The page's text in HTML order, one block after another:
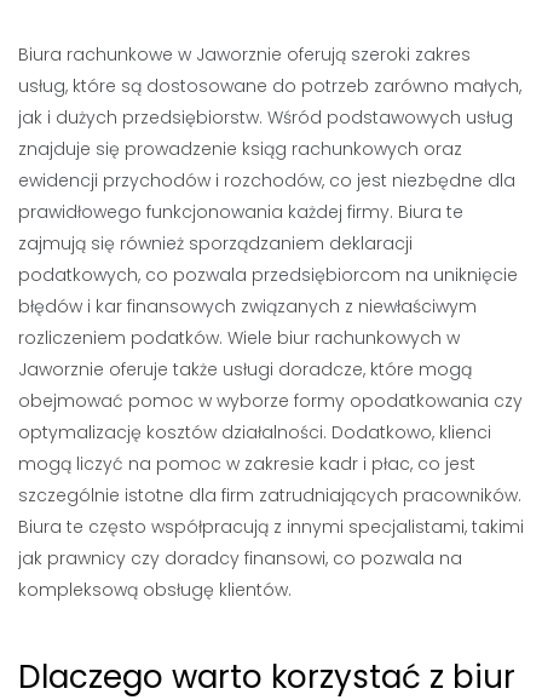
Biura rachunkowe w Jaworznie oferują szeroki zakres
usług, które są dostosowane do potrzeb zarówno małych,
jak i dużych przedsiębiorstw. Wśród podstawowych usług
znajduje się prowadzenie ksiąg rachunkowych oraz
ewidencji przychodów i rozchodów, co jest niezbędne dla
prawidłowego funkcjonowania każdej firmy. Biura te
zajmują się również sporządzaniem deklaracji
podatkowych, co pozwala przedsiębiorcom na uniknięcie
błędów i kar finansowych związanych z niewłaściwym
rozliczeniem podatków. Wiele biur rachunkowych w
Jaworznie oferuje także usługi doradcze, które mogą
obejmować pomoc w wyborze formy opodatkowania czy
optymalizację kosztów działalności. Dodatkowo, klienci
mogą liczyć na pomoc w zakresie kadr i płac, co jest
szczególnie istotne dla firm zatrudniających pracowników.
Biura te często współpracują z innymi specjalistami, takimi
jak prawnicy czy doradcy finansowi, co pozwala na
kompleksową obsługę klientów.
Dlaczego warto korzystać z biur